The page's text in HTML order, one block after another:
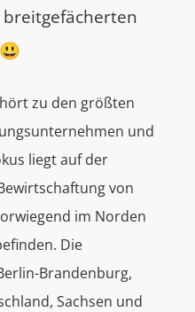
zu den größten
und
liegt auf der
von
im Norden
Die
Brandenburg,
Sachsen und